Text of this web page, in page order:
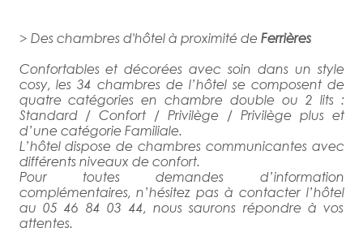
> Des chambres d'hôtel à proximité de Ferrières
Confortables et décorées avec soin dans un style
cosy, les 34 chambres de l’hôtel se composent de
quatre catégories en chambre double ou 2 lits :
Standard / Confort / Privilège / Privilège plus et
d’une catégorie Familiale.
L’hôtel dispose de chambres communicantes avec
différents niveaux de confort.
Pour toutes demandes d’information
complémentaires, n’hésitez pas à contacter l’hôtel
au 05 46 84 03 44, nous saurons répondre à vos
attentes.